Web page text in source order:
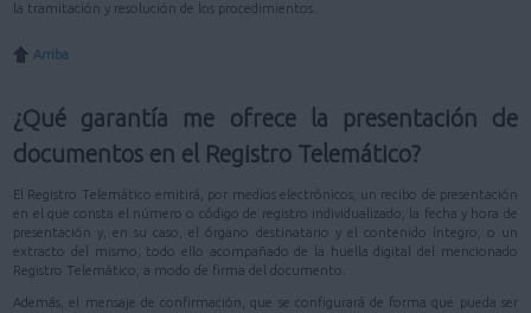
la tramitación y resolución de los procedimientos.
Arriba
¿Qué garantía me ofrece la presentación de
documentos en el Registro Telemático?
El Registro Telemático emitirá, por medios electrónicos, un recibo de presentación
en el que consta el número o código de registro individualizado, la fecha y hora de
presentación y, en su caso, el órgano destinatario y el contenido íntegro, o un
extracto del mismo, todo ello acompañado de la huella digital del mencionado
Registro Telemático, a modo de firma del documento.
Además, el mensaje de confirmación, que se configurará de forma que pueda ser